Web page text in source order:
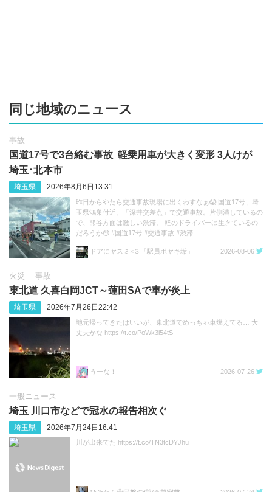
同じ地域のニュース
事故
国道17号で3台絡む事故 軽乗用車が大きく変形 3人けが
埼玉･北本市
埼玉県 2026年8月6日13:31
昨日からやたら交通事故現場に出くわすなぁ😱 国道17号、埼
玉県鴻巣付近、「深井交差点」で交通事故。片側潰しているの
で、熊谷方面は激しい渋滞。 軽のドライバーは生きているの
だろうか😓 #国道17号 #交通事故 #渋滞
ドアにヤスミ×３「駅員ボヤキ垢」
2026-08-06
火災 事故
東北道 久喜白岡JCT～蓮田SAで車が炎上
埼玉県 2026年7月26日22:42
地元帰ってきたはいいが、東北道でめっちゃ車燃えてる… 大
丈夫かな https://t.co/PoWk3i54tS
うーな！ 2026-07-26
一般ニュース
埼玉 川口市などで冠水の報告相次ぐ
埼玉県 2026年7月24日16:41
川が出来てた https://t.co/TN3tcDYJhu